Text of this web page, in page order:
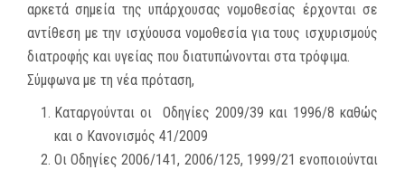
αρκετά σημεία της υπάρχουσας νομοθεσίας έρχονται σε
αντίθεση με την ισχύουσα νομοθεσία για τους ισχυρισμούς
διατροφής και υγείας που διατυπώνονται στα τρόφιμα.
Σύμφωνα με τη νέα πρόταση,
Καταργούνται οι Οδηγίες 2009/39 και 1996/8 καθώς
και ο Κανονισμός 41/2009
Οι Οδηγίες 2006/141, 2006/125, 1999/21 ενοποιούνται